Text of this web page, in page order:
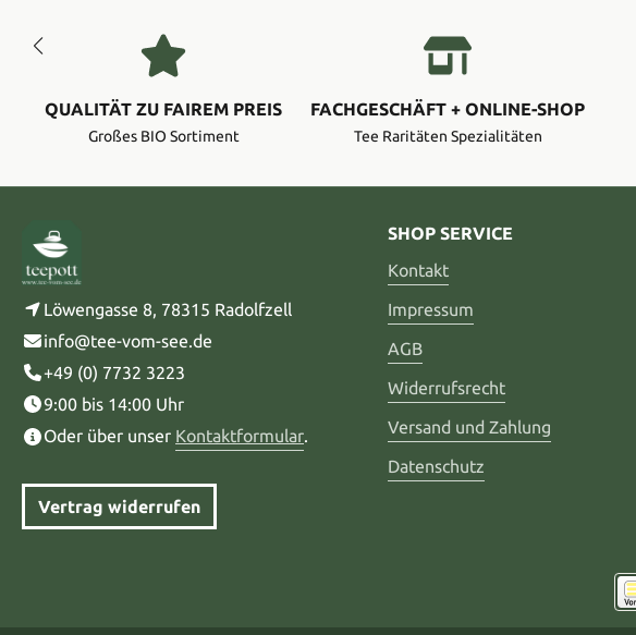
QUALITÄT ZU FAIREM PREIS
Großes BIO Sortiment
FACHGESCHÄFT + ONLINE-SHOP
Tee Raritäten Spezialitäten
Löwengasse 8, 78315 Radolfzell
info@tee-vom-see.de
+49 (0) 7732 3223
9:00 bis 14:00 Uhr
Oder über unser Kontaktformular.
Vertrag widerrufen
SHOP SERVICE
Kontakt
Impressum
AGB
Widerrufsrecht
Versand und Zahlung
Datenschutz